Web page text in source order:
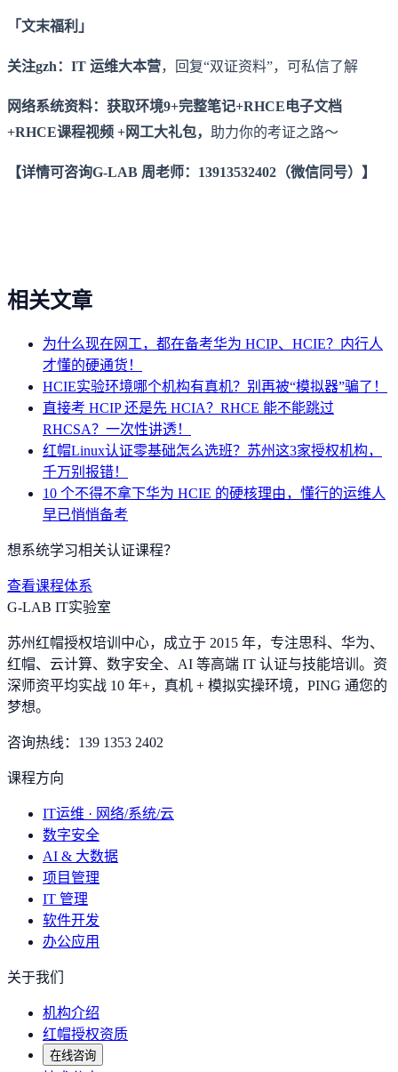
「文末福利」
关注gzh：IT 运维大本营，回复“双证资料”，可私信了解
网络系统资料：获取环境9+完整笔记+RHCE电子文档
+RHCE课程视频 +网工大礼包， 助力你的考证之路～
【详情可咨询G-LAB 周老师：13913532402（微信同号）】
相关文章
为什么现在网工，都在备考华为 HCIP、HCIE？内行人
才懂的硬通货！
HCIE实验环境哪个机构有真机？别再被“模拟器”骗了！
直接考 HCIP 还是先 HCIA？RHCE 能不能跳过
RHCSA？一次性讲透！
红帽Linux认证零基础怎么选班？苏州这3家授权机构，
千万别报错！
10 个不得不拿下华为 HCIE 的硬核理由，懂行的运维人
早已悄悄备考
想系统学习相关认证课程？
查看课程体系
G-LAB IT实验室
苏州红帽授权培训中心，成立于 2015 年，专注思科、华为、
红帽、云计算、数字安全、AI 等高端 IT 认证与技能培训。资
深师资平均实战 10 年+，真机 + 模拟实操环境， PING 通您的
梦想。
咨询热线： 139 1353 2402
课程方向
IT运维 · 网络/系统/云
数字安全
AI & 大数据
项目管理
IT 管理
软件开发
办公应用
关于我们
机构介绍
红帽授权资质
在线咨询